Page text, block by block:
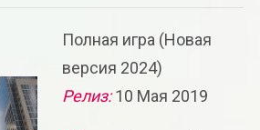
Полная игра (Новая
версия 2024)
Релиз:10 Мая 2019